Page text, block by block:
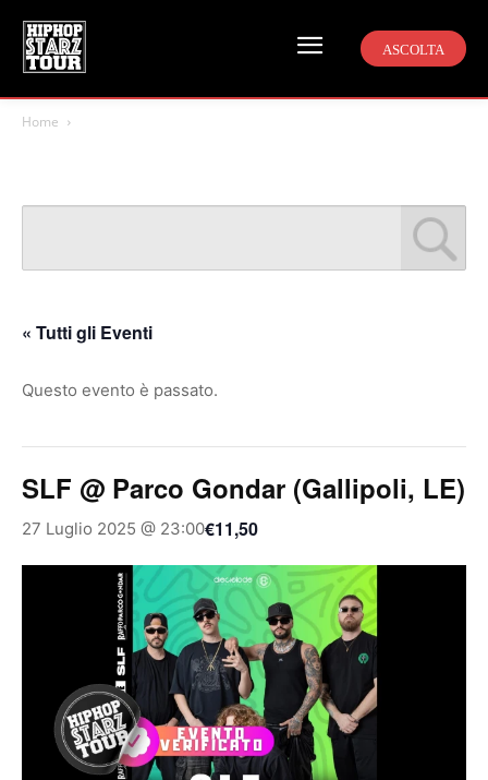
ASCOLTA
Home
« Tutti gli Eventi
Questo evento è passato.
SLF @ Parco Gondar (Gallipoli, LE)
27 Luglio 2025 @ 23:00€11,50